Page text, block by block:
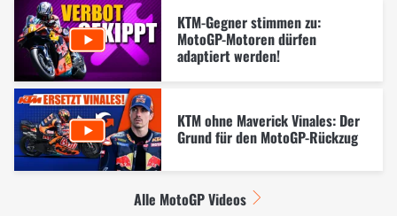
KTM-Gegner stimmen zu:
MotoGP-Motoren dürfen
adaptiert werden!
KTM ohne Maverick Vinales: Der
Grund für den MotoGP-Rückzug
Alle MotoGP Videos